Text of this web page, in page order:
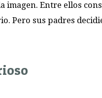
imagen. Entre ellos
Pero sus padres